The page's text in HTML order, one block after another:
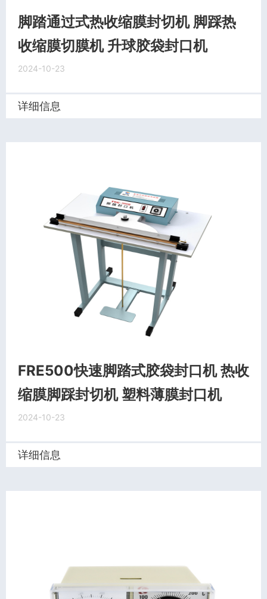
脚踏通过式热收缩膜封切机 脚踩热
收缩膜切膜机 升球胶袋封口机
2024-10-23
详细信息
FRE500快速脚踏式胶袋封口机 热收
缩膜脚踩封切机 塑料薄膜封口机
2024-10-23
详细信息